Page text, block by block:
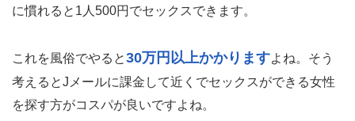
に慣れると1人500円でセックスできます。
これを風俗でやると30万円以上かかりますよね。そう
考えるとJメールに課金して近くでセックスができる女性
を探す方がコスパが良いですよね。